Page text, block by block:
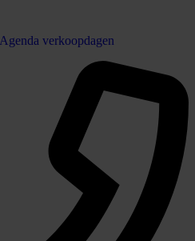
Agenda verkoopdagen